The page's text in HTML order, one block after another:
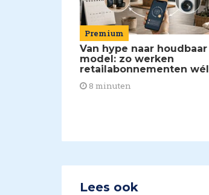
Premium
Van hype naar houdbaar
model: zo werken
retailabonnementen wél
8 minuten
Lees ook